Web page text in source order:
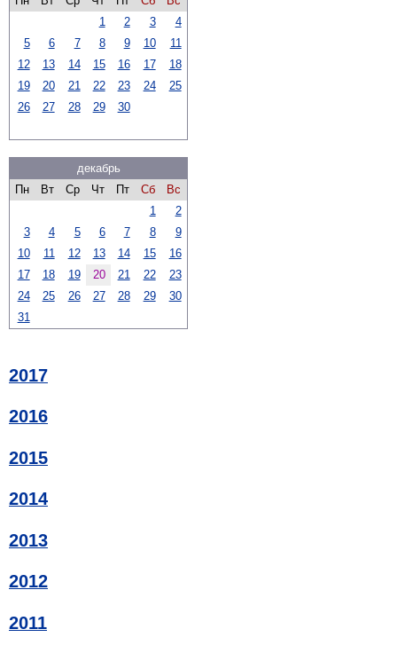
1
2 3
4
5
6 7 8 9 10
11
12
13 14 15 16 17
18
19
20 21 22 23 24
25
26
27 28 29 30
декабрь
Пн
Вт Ср Чт Пт Сб
Вс
1
2
3
4 5 6 7 8
9
10
11 12 13 14 15
16
17
18 19 20 21 22
23
24
25 26 27 28 29
30
31
2017
2016
2015
2014
2013
2012
2011